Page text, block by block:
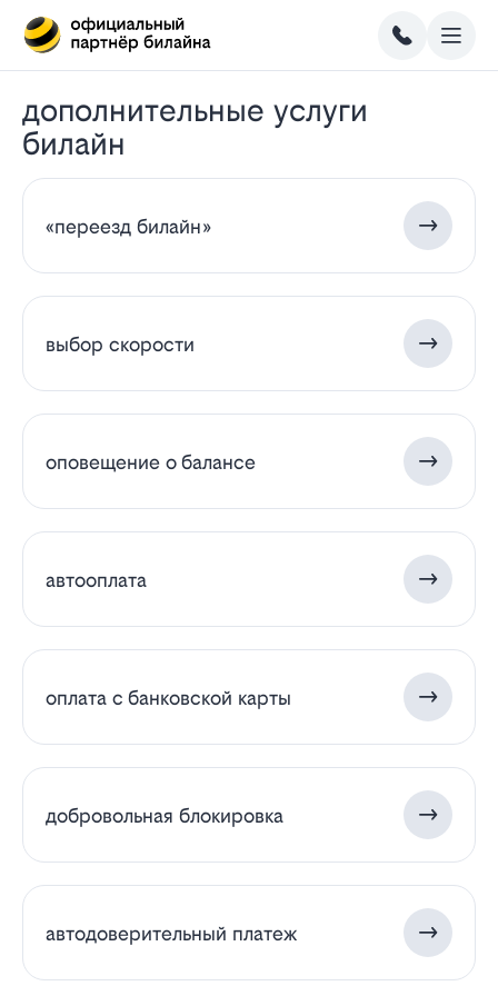
дополнительные услуги
билайн
«переезд билайн»
выбор скорости
оповещение о балансе
автооплата
оплата с банковской карты
добровольная блокировка
автодоверительный платеж